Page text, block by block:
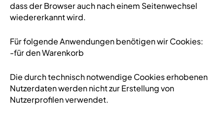
dass der Browser auch nach einem Seitenwechsel
wiedererkannt wird.
Für folgende Anwendungen benötigen wir Cookies:
-für den Warenkorb
Die durch technisch notwendige Cookies erhobenen
Nutzerdaten werden nicht zur Erstellung von
Nutzerprofilen verwendet.